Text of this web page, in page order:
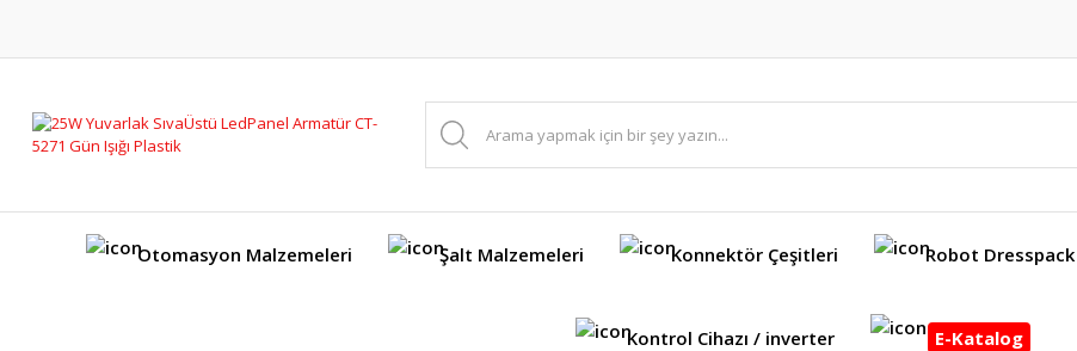
Otomasyon Malzemeleri Şalt Malzemeleri Konnektör Çeşitleri Robot Dresspack
Kontrol Cihazı / inverter E-Katalog